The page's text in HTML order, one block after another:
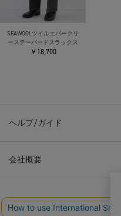
SEAWOOLツイルエバークリ
ーステーパードスラックス
￥18,700
ヘルプ/ガイド
会社概要